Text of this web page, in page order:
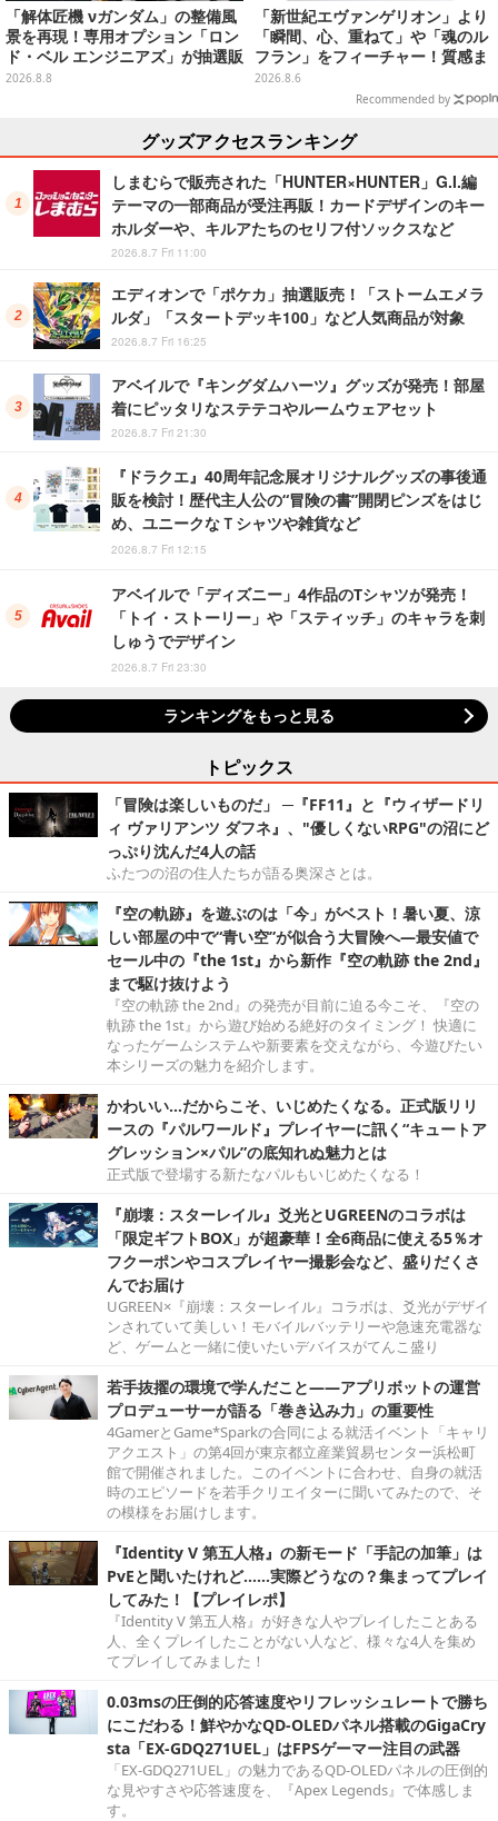
「解体匠機 νガンダム」の整備風
景を再現！専用オプション「ロン
ド・ベル エンジニアズ」が抽選販
売
2026.8.8
「新世紀エヴァンゲリオン」より
「瞬間、心、重ねて」や「魂のル
フラン」をフィーチャー！質感ま
でこだわった高級Tシャツが8月7
2026.8.6
Recommended by
グッズアクセスランキング
しまむらで販売された「HUNTER×HUNTER」G.I.編
テーマの一部商品が受注再販！カードデザインのキー
ホルダーや、キルアたちのセリフ付ソックスなど
2026.8.7 Fri 11:00
エディオンで「ポケカ」抽選販売！「ストームエメラ
ルダ」「スタートデッキ100」など人気商品が対象
2026.8.7 Fri 16:25
アベイルで『キングダムハーツ』グッズが発売！部屋
着にピッタリなステテコやルームウェアセット
2026.8.7 Fri 21:30
『ドラクエ』40周年記念展オリジナルグッズの事後通
販を検討！歴代主人公の“冒険の書”開閉ピンズをはじ
め、ユニークなＴシャツや雑貨など
2026.8.7 Fri 12:15
アベイルで「ディズニー」4作品のTシャツが発売！
「トイ・ストーリー」や「スティッチ」のキャラを刺
しゅうでデザイン
2026.8.7 Fri 23:30
ランキングをもっと見る
トピックス
「冒険は楽しいものだ」 ─『FF11』と『ウィザードリ
ィ ヴァリアンツ ダフネ』、"優しくないRPG"の沼にど
っぷり沈んだ4人の話
ふたつの沼の住人たちが語る奥深さとは。
『空の軌跡』を遊ぶのは「今」がベスト！暑い夏、涼
しい部屋の中で“青い空”が似合う大冒険へ―最安値で
セール中の『the 1st』から新作『空の軌跡 the 2nd』
まで駆け抜けよう
『空の軌跡 the 2nd』の発売が目前に迫る今こそ、『空の
軌跡 the 1st』から遊び始める絶好のタイミング！ 快適に
なったゲームシステムや新要素を交えながら、今遊びたい
本シリーズの魅力を紹介します。
かわいい…だからこそ、いじめたくなる。正式版リリ
ースの『パルワールド』プレイヤーに訊く“キュートア
グレッション×パル”の底知れぬ魅力とは
正式版で登場する新たなパルもいじめたくなる！
『崩壊：スターレイル』爻光とUGREENのコラボは
「限定ギフトBOX」が超豪華！全6商品に使える5％オ
フクーポンやコスプレイヤー撮影会など、盛りだくさ
んでお届け
UGREEN×『崩壊：スターレイル』コラボは、爻光がデザイ
ンされていて美しい！モバイルバッテリーや急速充電器な
ど、ゲームと一緒に使いたいデバイスがてんこ盛り
若手抜擢の環境で学んだこと――アプリボットの運営
プロデューサーが語る「巻き込み力」の重要性
4GamerとGame*Sparkの合同による就活イベント「キャリ
アクエスト」の第4回が東京都立産業貿易センター浜松町
館で開催されました。このイベントに合わせ、自身の就活
時のエピソードを若手クリエイターに聞いてみたので、そ
の模様をお届けします。
『Identity V 第五人格』の新モード「手記の加筆」は
PvEと聞いたけれど……実際どうなの？集まってプレイ
してみた！【プレイレポ】
『Identity V 第五人格』が好きな人やプレイしたことある
人、全くプレイしたことがない人など、様々な4人を集め
てプレイしてみました！
0.03msの圧倒的応答速度やリフレッシュレートで勝ち
にこだわる！鮮やかなQD-OLEDパネル搭載のGigaCry
sta「EX-GDQ271UEL」はFPSゲーマー注目の武器
「EX-GDQ271UEL」の魅力であるQD-OLEDパネルの圧倒的
な見やすさや応答速度を、『Apex Legends』で体感しま
す。